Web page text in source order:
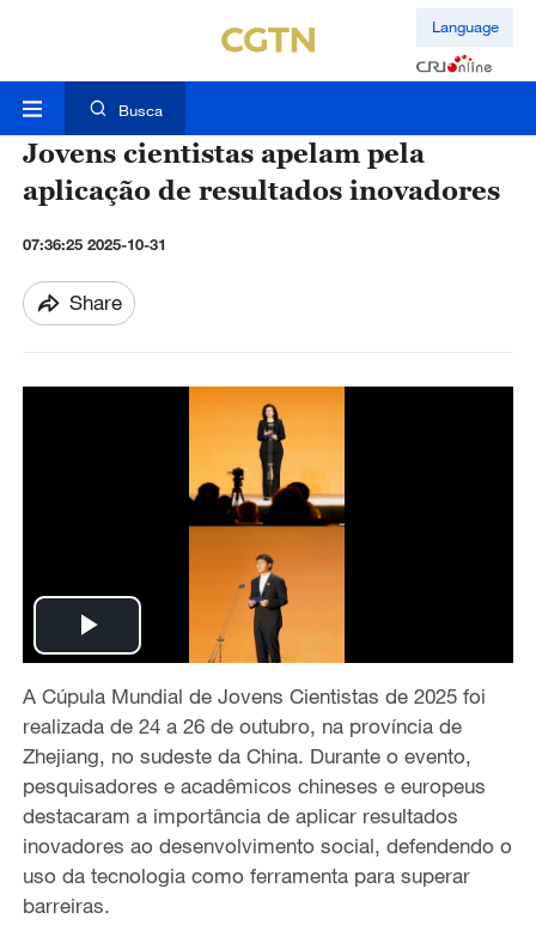
Language
Busca
Jovens cientistas apelam pela
aplicação de resultados inovadores
07:36:25 2025-10-31
Share
P
l
a
y
V
i
A Cúpula Mundial de Jovens Cientistas de 2025 foi
realizada de 24 a 26 de outubro, na província de
Zhejiang, no sudeste da China. Durante o evento,
pesquisadores e acadêmicos chineses e europeus
destacaram a importância de aplicar resultados
inovadores ao desenvolvimento social, defendendo o
uso da tecnologia como ferramenta para superar
barreiras.